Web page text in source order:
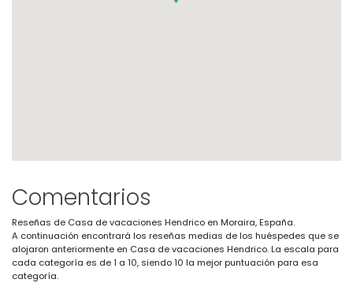
Comentarios
Reseñas de Casa de vacaciones Hendrico en Moraira, España.
A continuación encontrará los reseñas medias de los huéspedes que se
alojaron anteriormente en Casa de vacaciones Hendrico. La escala para
cada categoría es de 1 a 10, siendo 10 la mejor puntuación para esa
categoría.